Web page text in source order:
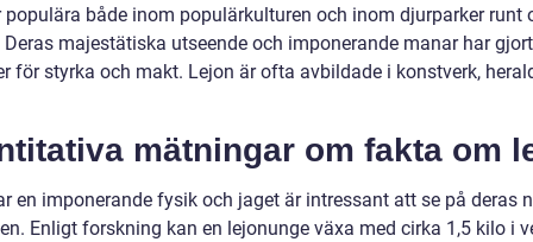
populära både inom populärkulturen och inom djurparker runt
Deras majestätiska utseende och imponerande manar har
för styrka och makt. Lejon är ofta avbildade i konstverk,
mätningar om fakta om
en imponerande fysik och jaget är intressant att se på deras
Enligt forskning kan en lejonunge växa med cirka 1,5 kilo i